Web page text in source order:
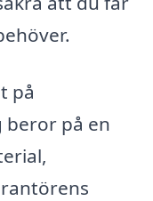
på
beror på en